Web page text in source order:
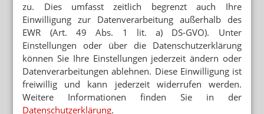
zu. Dies umfasst zeitlich begrenzt auch Ihre
Einwilligung zur Datenverarbeitung außerhalb des
EWR (Art. 49 Abs. 1 lit. a) DS-GVO). Unter
Einstellungen oder über die Datenschutzerklärung
können Sie Ihre Einstellungen jederzeit ändern oder
Datenverarbeitungen ablehnen. Diese Einwilligung ist
freiwillig und kann jederzeit widerrufen werden.
Weitere Informationen finden Sie in der
Datenschutzerklärung.
Mehr aus Ressort
SONNE STATT SUPPLEMENTE
Nicht alle Schwangeren brauchen Vitamin-D-Tabletten
SEMAGLUTID
Wegovy-Tablette ab September verfügbar